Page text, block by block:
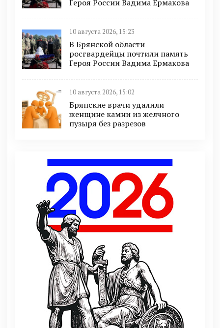
Героя России Вадима Ермакова
10 августа 2026, 15:23
В Брянской области
росгвардейцы почтили память
Героя России Вадима Ермакова
10 августа 2026, 15:02
Брянские врачи удалили
женщине камни из желчного
пузыря без разрезов